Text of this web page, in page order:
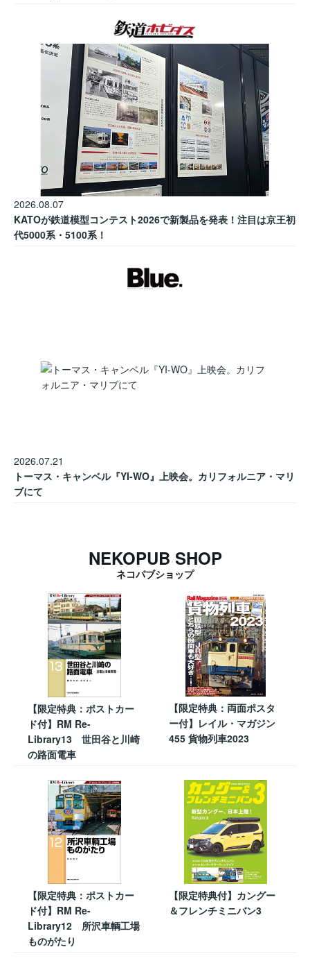
2026.08.07
KATOが鉄道模型コンテスト2026で新製品を発表！注目は京王初
代5000系・5100系！
2026.07.21
トーマス・キャンベル『YI-WO』上映会。カリフォルニア・マリ
ブにて
NEKOPUB SHOP
ネコパブショップ
【限定特典：ポストカー
ド付】RM Re-
Library13 世田谷と川崎
の路面電車
【限定特典：両面ポスタ
ー付】レイル・マガジン
455 貨物列車2023
【限定特典：ポストカー
ド付】RM Re-
Library12 所沢車輌工場
ものがたり
【限定特典付】カングー
＆フレンチミニバン3